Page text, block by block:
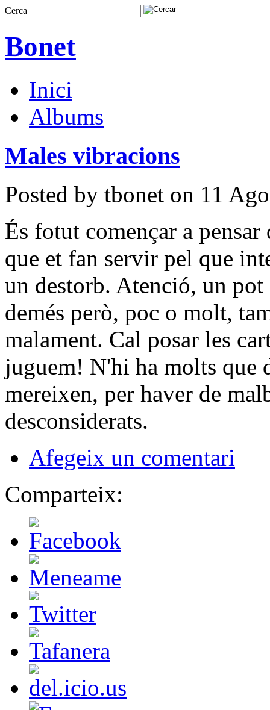
Cerca
Bonet
Inici
Albums
Males vibracions
Posted by tbonet on 11
És fotut començar a
que et fan servir pel que
un destorb. Atenció, un
demés però, poc o molt,
malament. Cal posar les
juguem! N'hi ha molts que
mereixen, per haver de
desconsiderats.
Afegeix un comentari
Comparteix: